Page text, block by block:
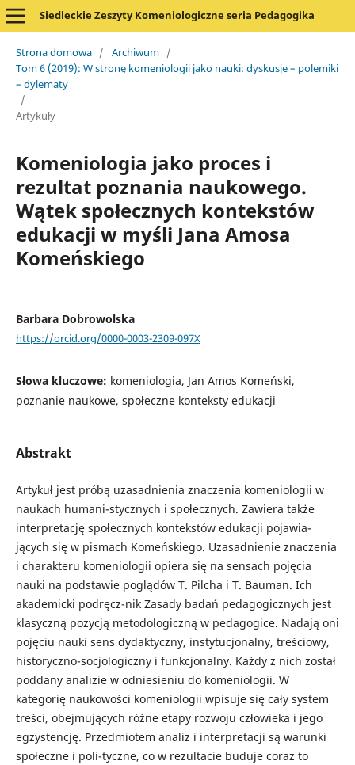
Siedleckie Zeszyty Komeniologiczne seria Pedagogika
Strona domowa / Archiwum /
Tom 6 (2019): W stronę komeniologii jako nauki: dyskusje – polemiki
– dylematy
/
Artykuły
Komeniologia jako proces i
rezultat poznania naukowego.
Wątek społecznych kontekstów
edukacji w myśli Jana Amosa
Komeńskiego
Barbara Dobrowolska
https://orcid.org/0000-0003-2309-097X
Słowa kluczowe: komeniologia, Jan Amos Komeński,
poznanie naukowe, społeczne konteksty edukacji
Abstrakt
Artykuł jest próbą uzasadnienia znaczenia komeniologii w
naukach humani-stycznych i społecznych. Zawiera także
interpretację społecznych kontekstów edukacji pojawia-
jących się w pismach Komeńskiego. Uzasadnienie znaczenia
i charakteru komeniologii opiera się na sensach pojęcia
nauki na podstawie poglądów T. Pilcha i T. Bauman. Ich
akademicki podręcz-nik Zasady badań pedagogicznych jest
klasyczną pozycją metodologiczną w pedagogice. Nadają oni
pojęciu nauki sens dydaktyczny, instytucjonalny, treściowy,
historyczno-socjologiczny i funkcjonalny. Każdy z nich został
poddany analizie w odniesieniu do komeniologii. W
kategorię naukowości komeniologii wpisuje się cały system
treści, obejmujących różne etapy rozwoju człowieka i jego
egzystencję. Przedmiotem analiz i interpretacji są warunki
społeczne i poli-tyczne, co w rezultacie buduje coraz to